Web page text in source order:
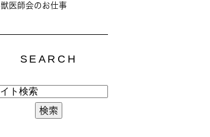
獣医師会のお仕事
SEARCH